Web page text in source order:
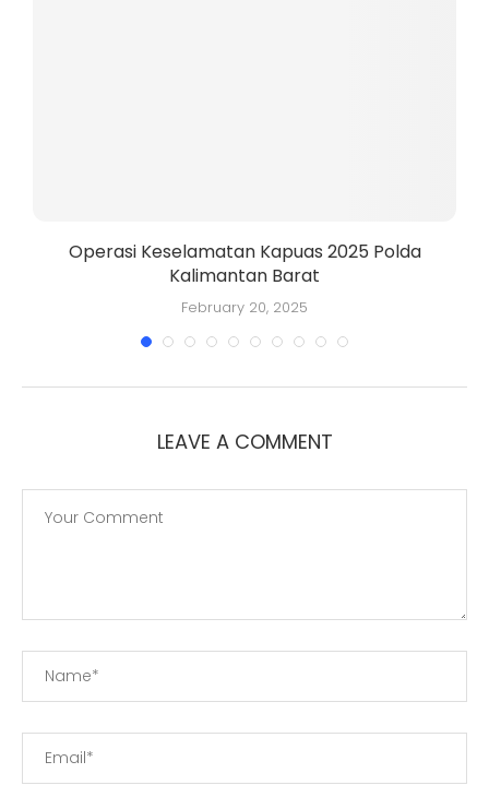
Operasi Keselamatan Kapuas 2025 Polda
Kalimantan Barat
February 20, 2025
LEAVE A COMMENT